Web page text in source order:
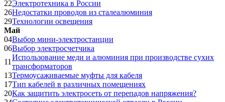
22Электротехника в России
26Недостатки проводов из сталеалюминия
29Технологии освещения
Май
04Выбор мини-электростанции
06Выбор электросчетчика
11
Использование меди и алюминия при производстве сухих
трансформаторов
13Термоусаживаемые муфты для кабеля
17Тип кабелей в различных помещениях
20Как защитить электросеть от перепадов напряжения?